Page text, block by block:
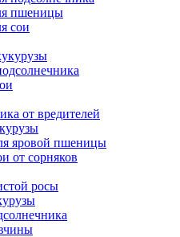
пшеницы
сои
от вредителей
яровой пшеницы
от сорняков
росы